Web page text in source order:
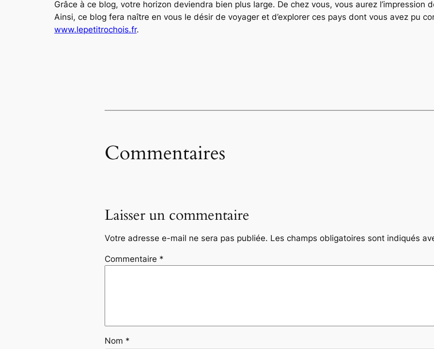
Grâce à ce blog, votre horizon deviendra bien plus large. De chez vous, vous aurez l’impression
Ainsi, ce blog fera naître en vous le désir de voyager et d’explorer ces pays dont vous avez pu
www.lepetitrochois.fr.
Commentaires
Laisser un commentaire
Votre adresse e-mail ne sera pas publiée. Les champs obligatoires sont indiqués
Commentaire *
Nom *